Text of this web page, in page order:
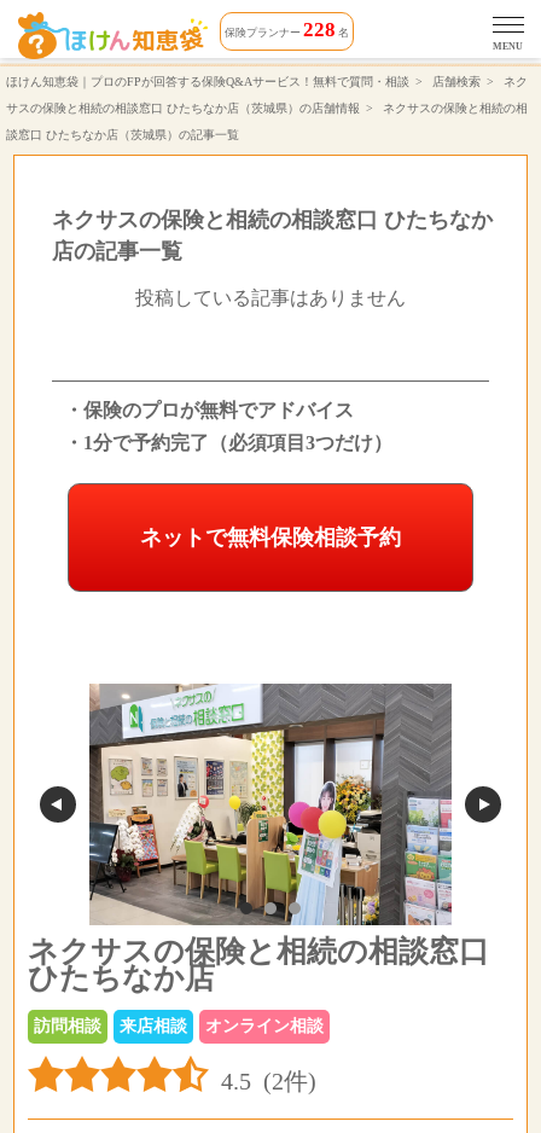
ネクサスの保険と相続の相談窓口 ひたちなか店（茨城県）の記事一覧 | ほけん知恵袋
保険プランナー 228 名
MENU
ほけん知恵袋｜プロのFPが回答する保険Q&Aサービス！無料で質問・相談 店舗検索
ネク
サスの保険と相続の相談窓口 ひたちなか店（茨城県）の店舗情報
ネクサスの保険と相続の相
談窓口 ひたちなか店（茨城県）の記事一覧
ネクサスの保険と相続の相談窓口 ひたちなか
店の記事一覧
投稿している記事はありません
・保険のプロが無料でアドバイス
・1分で予約完了（必須項目3つだけ）
ネットで無料保険相談予約
ネクサスの保険と相続の相談窓口
ひたちなか店
訪問相談 来店相談 オンライン相談
4.5 (2件)